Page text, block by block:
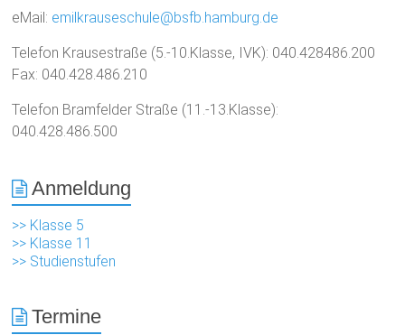
eMail: emilkrauseschule@bsfb.hamburg.de
Telefon Krausestraße (5.-10.Klasse, IVK): 040.428486.200
Fax: 040.428.486.210
Telefon Bramfelder Straße (11.-13.Klasse):
040.428.486.500
Anmeldung
>> Klasse 5
>> Klasse 11
>> Studienstufen
Termine